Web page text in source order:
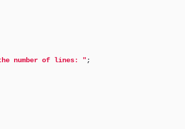
number of lines: " ;